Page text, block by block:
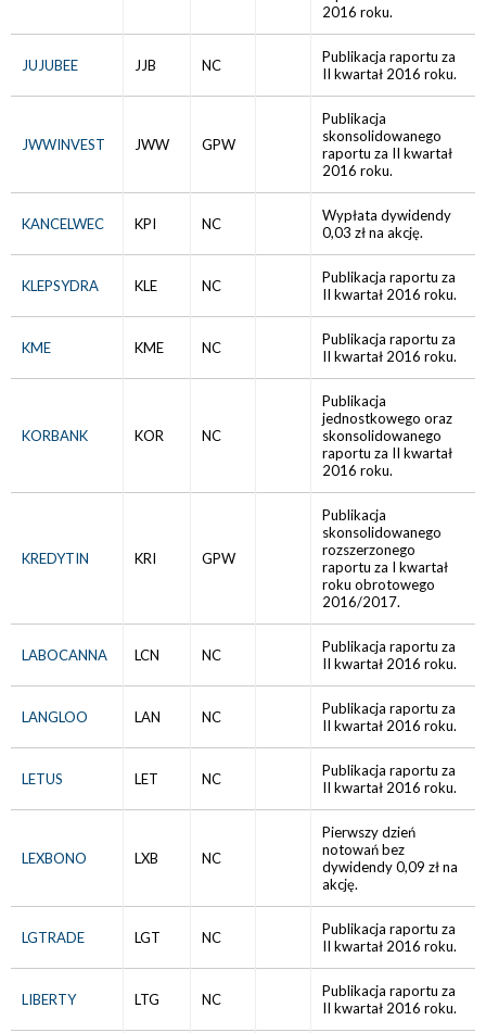
2016 roku.
JUJUBEE JJB NC
Publikacja raportu za
II kwartał 2016 roku.
JWWINVEST JWW GPW
Publikacja
skonsolidowanego
raportu za II kwartał
2016 roku.
KANCELWEC KPI NC
Wypłata dywidendy
0,03 zł na akcję.
KLEPSYDRA KLE NC
Publikacja raportu za
II kwartał 2016 roku.
KME KME NC
Publikacja raportu za
II kwartał 2016 roku.
KORBANK KOR NC
Publikacja
jednostkowego oraz
skonsolidowanego
raportu za II kwartał
2016 roku.
KREDYTIN KRI GPW
Publikacja
skonsolidowanego
rozszerzonego
raportu za I kwartał
roku obrotowego
2016/2017.
LABOCANNA LCN NC
Publikacja raportu za
II kwartał 2016 roku.
LANGLOO LAN NC
Publikacja raportu za
II kwartał 2016 roku.
LETUS LET NC
Publikacja raportu za
II kwartał 2016 roku.
LEXBONO LXB NC
Pierwszy dzień
notowań bez
dywidendy 0,09 zł na
akcję.
LGTRADE LGT NC
Publikacja raportu za
II kwartał 2016 roku.
LIBERTY LTG NC
Publikacja raportu za
II kwartał 2016 roku.